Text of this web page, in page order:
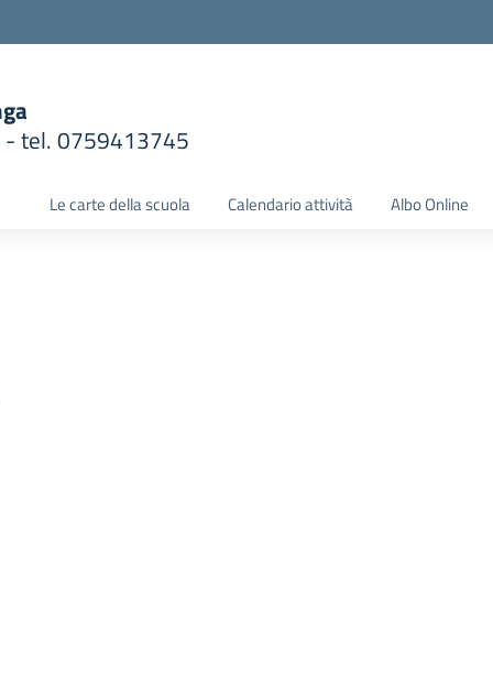
- tel. 0759413745
Le carte della scuola Calendario attività Albo Online